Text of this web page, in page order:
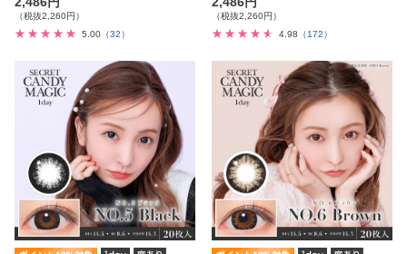
（税抜2,260円）
5.00 （32）
（税抜2,260円）
4.98
（172）